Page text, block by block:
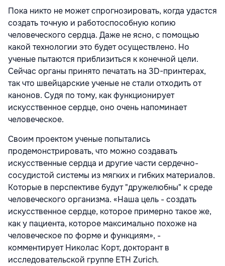
Пока никто не может спрогнозировать, когда удастся
создать точную и работоспособную копию
человеческого сердца. Даже не ясно, с помощью
какой технологии это будет осуществлено. Но
ученые пытаются приблизиться к конечной цели.
Сейчас органы принято печатать на 3D-принтерах,
так что швейцарские ученые не стали отходить от
канонов. Судя по тому, как функционирует
искусственное сердце, оно очень напоминает
человеческое.
Своим проектом ученые попытались
продемонстрировать, что можно создавать
искусственные сердца и другие части сердечно-
сосудистой системы из мягких и гибких материалов.
Которые в перспективе будут "дружелюбны" к среде
человеческого организма. «Наша цель - создать
искусственное сердце, которое примерно такое же,
как у пациента, которое максимально похоже на
человеческое по форме и функциям», -
комментирует Николас Корт, докторант в
исследовательской группе ETH Zurich.